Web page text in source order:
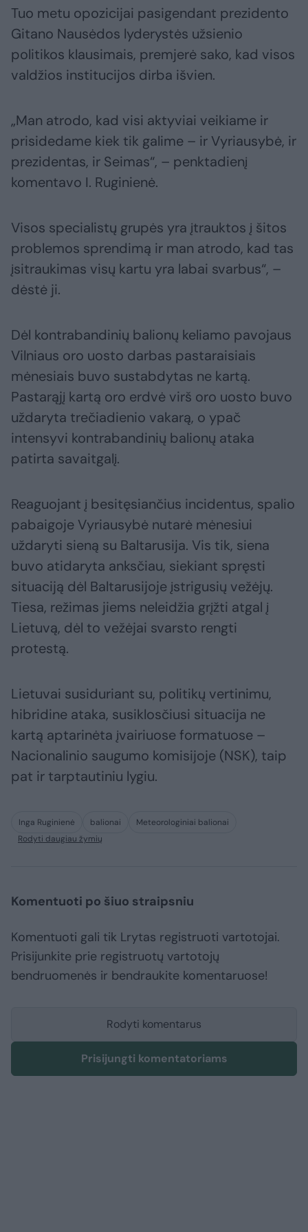
Tuo metu opozicijai pasigendant prezidento
Gitano Nausėdos lyderystės užsienio
politikos klausimais, premjerė sako, kad visos
valdžios institucijos dirba išvien.
„Man atrodo, kad visi aktyviai veikiame ir
prisidedame kiek tik galime – ir Vyriausybė, ir
prezidentas, ir Seimas“, – penktadienį
komentavo I. Ruginienė.
Visos specialistų grupės yra įtrauktos į šitos
problemos sprendimą ir man atrodo, kad tas
įsitraukimas visų kartu yra labai svarbus“, –
dėstė ji.
Dėl kontrabandinių balionų keliamo pavojaus
Vilniaus oro uosto darbas pastaraisiais
mėnesiais buvo sustabdytas ne kartą.
Pastarąjį kartą oro erdvė virš oro uosto buvo
uždaryta trečiadienio vakarą, o ypač
intensyvi kontrabandinių balionų ataka
patirta savaitgalį.
Reaguojant į besitęsiančius incidentus, spalio
pabaigoje Vyriausybė nutarė mėnesiui
uždaryti sieną su Baltarusija. Vis tik, siena
buvo atidaryta anksčiau, siekiant spręsti
situaciją dėl Baltarusijoje įstrigusių vežėjų.
Tiesa, režimas jiems neleidžia grįžti atgal į
Lietuvą, dėl to vežėjai svarsto rengti
protestą.
Lietuvai susiduriant su, politikų vertinimu,
hibridine ataka, susiklosčiusi situacija ne
kartą aptarinėta įvairiuose formatuose –
Nacionalinio saugumo komisijoje (NSK), taip
pat ir tarptautiniu lygiu.
Inga Ruginienė balionai
Meteorologiniai balionai
Rodyti daugiau žymių
Komentuoti po šiuo straipsniu
Komentuoti gali tik Lrytas registruoti vartotojai.
Prisijunkite prie registruotų vartotojų
bendruomenės ir bendraukite komentaruose!
Rodyti komentarus
Prisijungti komentatoriams